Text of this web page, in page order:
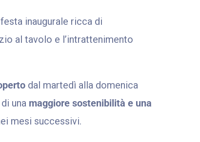
inaugurale ricca di
al tavolo e l’intrattenimento
dal martedì alla domenica
una maggiore sostenibilità e una
mesi successivi.